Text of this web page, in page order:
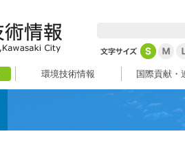
環境技術情報 国際貢献・